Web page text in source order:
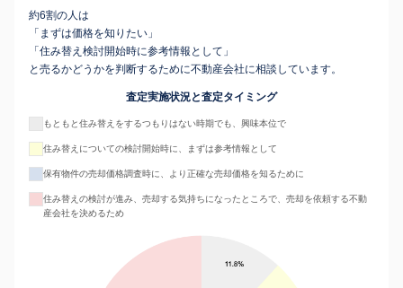
約6割の人は
「まずは価格を知りたい」
「住み替え検討開始時に参考情報として」
と売るかどうかを判断するために不動産会社に相談しています。
査定実施状況と査定タイミング
もともと住み替えをするつもりはない時期でも、興味本位で
住み替えについての検討開始時に、まずは参考情報として
保有物件の売却価格調査時に、より正確な売却価格を知るために
住み替えの検討が進み、売却する気持ちになったところで、売却を依頼する不動
産会社を決めるため